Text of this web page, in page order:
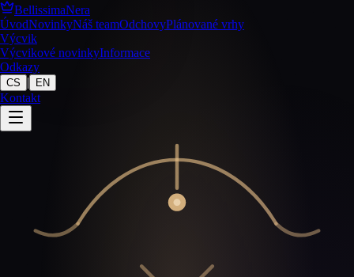
BellissimaNera
ÚvodNovinkyNáš teamOdchovyPlánované vrhy
Výcvik
Výcvikové novinkyInformace
Odkazy
CS | EN
Kontakt